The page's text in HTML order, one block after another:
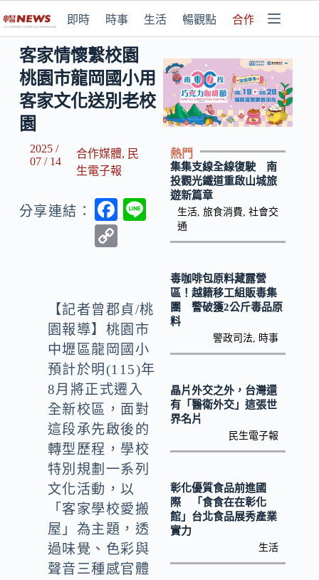
即時 時事 生活 暢觀點 合作媒體
客家情懷繫校園
桃園市龍岡國小用
客家文化送別老校
園
2025 /
07 / 14
合作媒體, 民
生電子報
分享連結：
F
o
o
k
y
Li
n
k
【記者曾郡貞/桃
園報導】桃園市
中壢區龍岡國小
預計於明(115)年
8月將正式遷入
全新校區，面對
這段承先啟後的
轉型歷程，學校
特別規劃一系列
文化活動，以
「客家學校愛搬
屋」為主題，透
過味覺、色彩與
聲音三種感官體
熱門
集集支線全線復駛 南
投觀光鐵道重啟山城旅
遊新篇章
生活, 旅食消費 社會交
通
毒咖啡包原料藏露營
區！越籍移工組販毒集
團 警破獲2公斤毒品原
料
警政司法 時事
晶片外交之外，台灣還
有「醫衛外交」這張世
界名片
民生電子報
彰化優質食品前進國
際 「食食在在彰化
館」台北食品展秀產業
實力
生活